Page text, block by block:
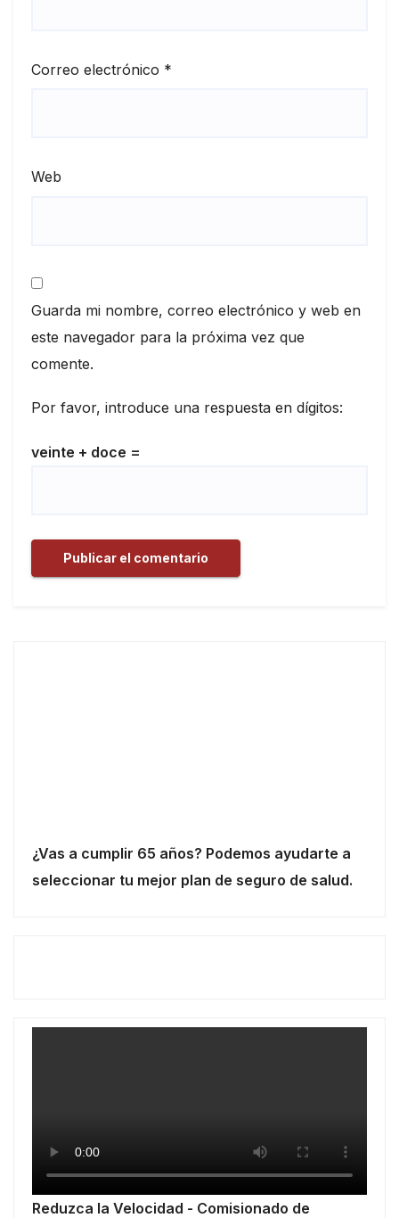
Correo electrónico *
Web
Guarda mi nombre, correo electrónico y web en
este navegador para la próxima vez que
comente.
Por favor, introduce una respuesta en dígitos:
veinte + doce =
¿Vas a cumplir 65 años? Podemos ayudarte a
seleccionar tu mejor plan de seguro de salud.
Reduzca la Velocidad - Comisionado de